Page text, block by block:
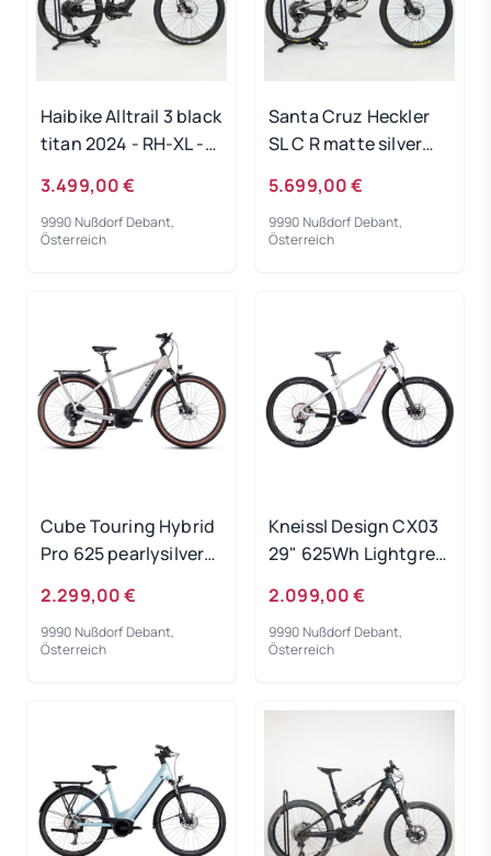
Haibike Alltrail 3 black
titan 2024 - RH-XL -
3.499,00 €
9990 Nußdorf Debant,
Österreich
Santa Cruz Heckler
SL C R matte silver
5.699,00 €
9990 Nußdorf Debant,
Österreich
Cube Touring Hybrid
Pro 625 pearlysilver
50 cm -
Ausstellungsrad
2.299,00 €
9990 Nußdorf Debant,
Österreich
Kneissl Design CX03
29" 625Wh Lightgrey
Ausstellungsrad
2.099,00 €
9990 Nußdorf Debant,
Österreich